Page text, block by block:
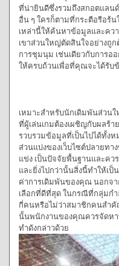
ที่น่ายินดีซึ่งรวมถึงสกอตแลน
อื่น ๆ ใครก็ตามที่กระตือรือร้
เหล่านี้ให้ค้นหาข้อมูลและคว
เขาส่วนใหญ่ตัดสินใจอย่างถู
การชุมนุม เช่นเดียวกับการอ
ให้ครบถ้วนเพื่อที่คุณจะได้รับ
เหมาะสำหรับนักเดิมพันส่วน
ที่ผู้เล่นเกมต้องเผชิญกับผลร้
รวบรวมข้อมูลที่เป็นไปได้ทั้ง
ส่วนแบ่งของเว็บไซต์ปลายท
แข่ง เป็นปัจจัยพื้นฐานและคว
และยิ่งไปกว่านั้นสิ่งนี้ทำให้เ
ค่าการเดิมพันของคุณ นอกจ
เลือกที่ดีที่สุด ในกรณีที่กลุ่มก
กี่คนหรือไม่ว่าสมาชิกคนสำ
นั้นพนักงานของคุณควรจัดหา
ทำดังกล่าวด้วย